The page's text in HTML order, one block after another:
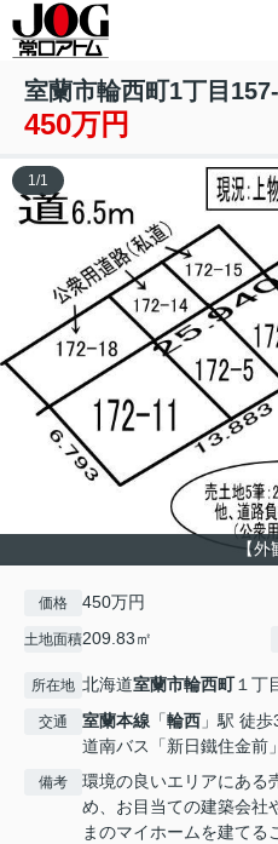
室蘭市輪西町1丁目
450万円
【外
1/1
価格 450万円
土地面積209.83㎡
所在地 北海道室蘭市輪西町１丁
交通 室蘭本線 「輪西 」駅 徒
道南バス「新日鐵住金
備考
環境の良いエリアにある
め、お目当ての建築会社
まのマイホームを建てる